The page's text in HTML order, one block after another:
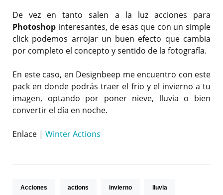
De vez en tanto salen a la luz acciones para
Photoshop interesantes, de esas que con un simple
click podemos arrojar un buen efecto que cambia
por completo el concepto y sentido de la fotografía.
En este caso, en Designbeep me encuentro con este
pack en donde podrás traer el frio y el invierno a tu
imagen, optando por poner nieve, lluvia o bien
convertir el día en noche.
Enlace | Winter Actions
Acciones actions invierno lluvia